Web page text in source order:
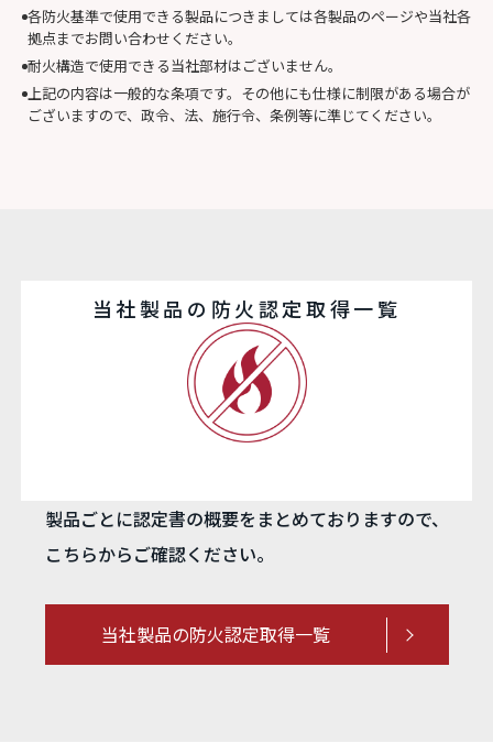
各防火基準で使用できる製品につきましては各製品のページや当社各
拠点までお問い合わせください。
耐火構造で使用できる当社部材はございません。
上記の内容は一般的な条項です。その他にも仕様に制限がある場合が
ございますので、政令、法、施行令、条例等に準じてください。
当社製品の防火認定取得一覧
製品ごとに認定書の概要をまとめておりますので、
こちらからご確認ください。
当社製品の防火認定取得一覧